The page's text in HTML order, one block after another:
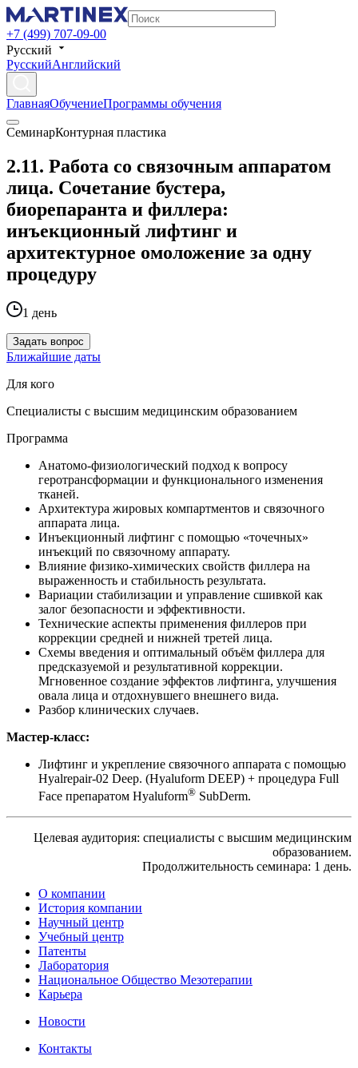
+7 (499) 707-09-00
Русский
РусскийАнглийский
ГлавнаяОбучениеПрограммы обучения
СеминарКонтурная пластика
2.11. Работа со связочным аппаратом
лица. Сочетание бустера,
биорепаранта и филлера:
инъекционный лифтинг и
архитектурное омоложение за одну
процедуру
1 день
Задать вопрос
Ближайшие даты
Для кого
Специалисты с высшим медицинским образованием
Программа
Анатомо-физиологический подход к вопросу
геротрансформации и функционального изменения
тканей.
Архитектура жировых компартментов и связочного
аппарата лица.
Инъекционный лифтинг с помощью «точечных»
инъекций по связочному аппарату.
Влияние физико-химических свойств филлера на
выраженность и стабильность результата.
Вариации стабилизации и управление сшивкой как
залог безопасности и эффективности.
Технические аспекты применения филлеров при
коррекции средней и нижней третей лица.
Схемы введения и оптимальный объём филлера для
предсказуемой и результативной коррекции.
Мгновенное создание эффектов лифтинга, улучшения
овала лица и отдохнувшего внешнего вида.
Разбор клинических случаев.
Мастер-класс:
Лифтинг и укрепление связочного аппарата c помощью
Hyalrepair-02 Deep. (Hyaluform DEEP) + процедура Full
Face препаратом Hyaluform® SubDerm.
Целевая аудитория: специалисты с высшим медицинским
образованием.
Продолжительность семинара: 1 день.
О компании
История компании
Научный центр
Учебный центр
Патенты
Лаборатория
Национальное Общество Мезотерапии
Карьера
Новости
Контакты